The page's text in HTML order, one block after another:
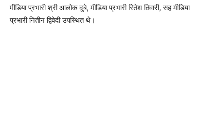
मीडिया प्रभारी श्री आलोक दुबे, मीडिया प्रभारी रितेश तिवारी, सह मीडिया
प्रभारी नितीन द्विवेदी उपस्थित थे।